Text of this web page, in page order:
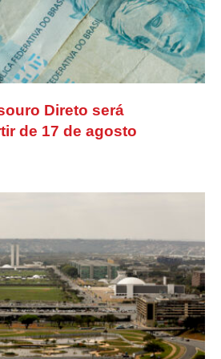
Direto será
de 17 de agosto